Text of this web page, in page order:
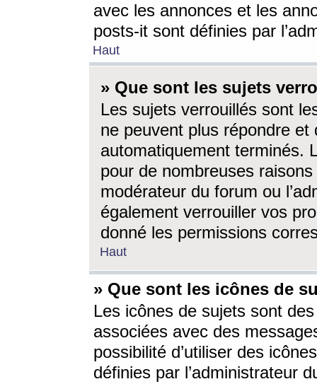
avec les annonces et les
posts-it sont définies par
Haut
» Que sont les sujets
Les sujets verrouillés sont
ne peuvent plus répondre
automatiquement terminés.
pour de nombreuses
modérateur du forum ou
également verrouiller vos
donné les permissions
Haut
» Que sont les icônes de
Les icônes de sujets sont
associées avec des
possibilité d’utiliser des
définies par l’administrateur